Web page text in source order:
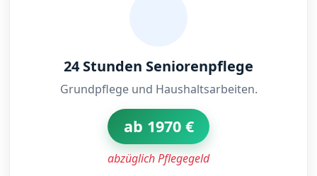
24 Stunden Seniorenpflege
Grundpflege und Haushaltsarbeiten.
ab 1970 €
abzüglich Pflegegeld